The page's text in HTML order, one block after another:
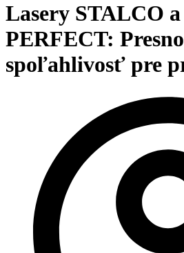
Lasery STALCO
PERFECT:
spoľahlivosť pre